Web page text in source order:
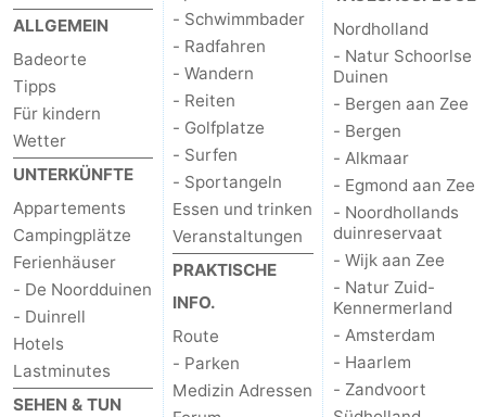
ALLGEMEIN
Badeorte
Tipps
Für kindern
Wetter
UNTERKÜNFTE
Appartements
Campingplätze
Ferienhäuser
- De Noordduinen
- Duinrell
Hotels
Lastminutes
SEHEN & TUN
- Schwimmbader
- Radfahren
- Wandern
- Reiten
- Golfplatze
- Surfen
- Sportangeln
Essen und trinken
Veranstaltungen
PRAKTISCHE
INFO.
Route
- Parken
Medizin Adressen
Nordholland
- Natur Schoorlse
Duinen
- Bergen aan Zee
- Bergen
- Alkmaar
- Egmond aan Zee
- Noordhollands
duinreservaat
- Wijk aan Zee
- Natur Zuid-
Kennermerland
- Amsterdam
- Haarlem
- Zandvoort